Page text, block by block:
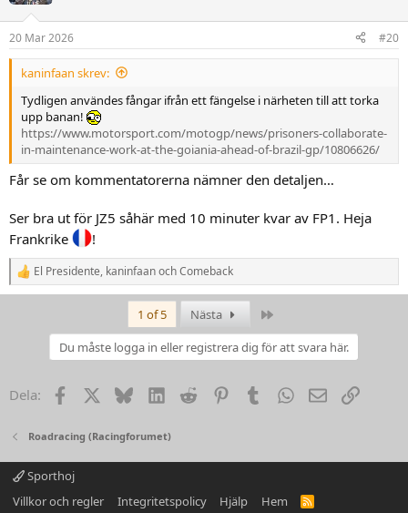
n
e
r
20 Mar 2026 #20
kaninfaan skrev:
Tydligen användes fångar ifrån ett fängelse i närheten till att torka
upp banan!
https://www.motorsport.com/motogp/news/prisoners-collaborate-
in-maintenance-work-at-the-goiania-ahead-of-brazil-gp/10806626/
Får se om kommentatorerna nämner den detaljen…
Ser bra ut för JZ5 såhär med 10 minuter kvar av FP1. Heja
Frankrike
!
R
e
e
El Presidente, kaninfaanochComeback
1 of 5 Nästa
Du måste logga in eller registrera dig för att svara här.
Dela: Facebook BlueskyLinkedIn
Reddit PinterestTumblrWhatsApp
EmailLink
Roadracing (Racingforumet)
Sporthoj
Villkor och regler
Integritetspolicy Hjälp Hem
R